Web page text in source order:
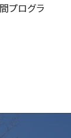
プログラ